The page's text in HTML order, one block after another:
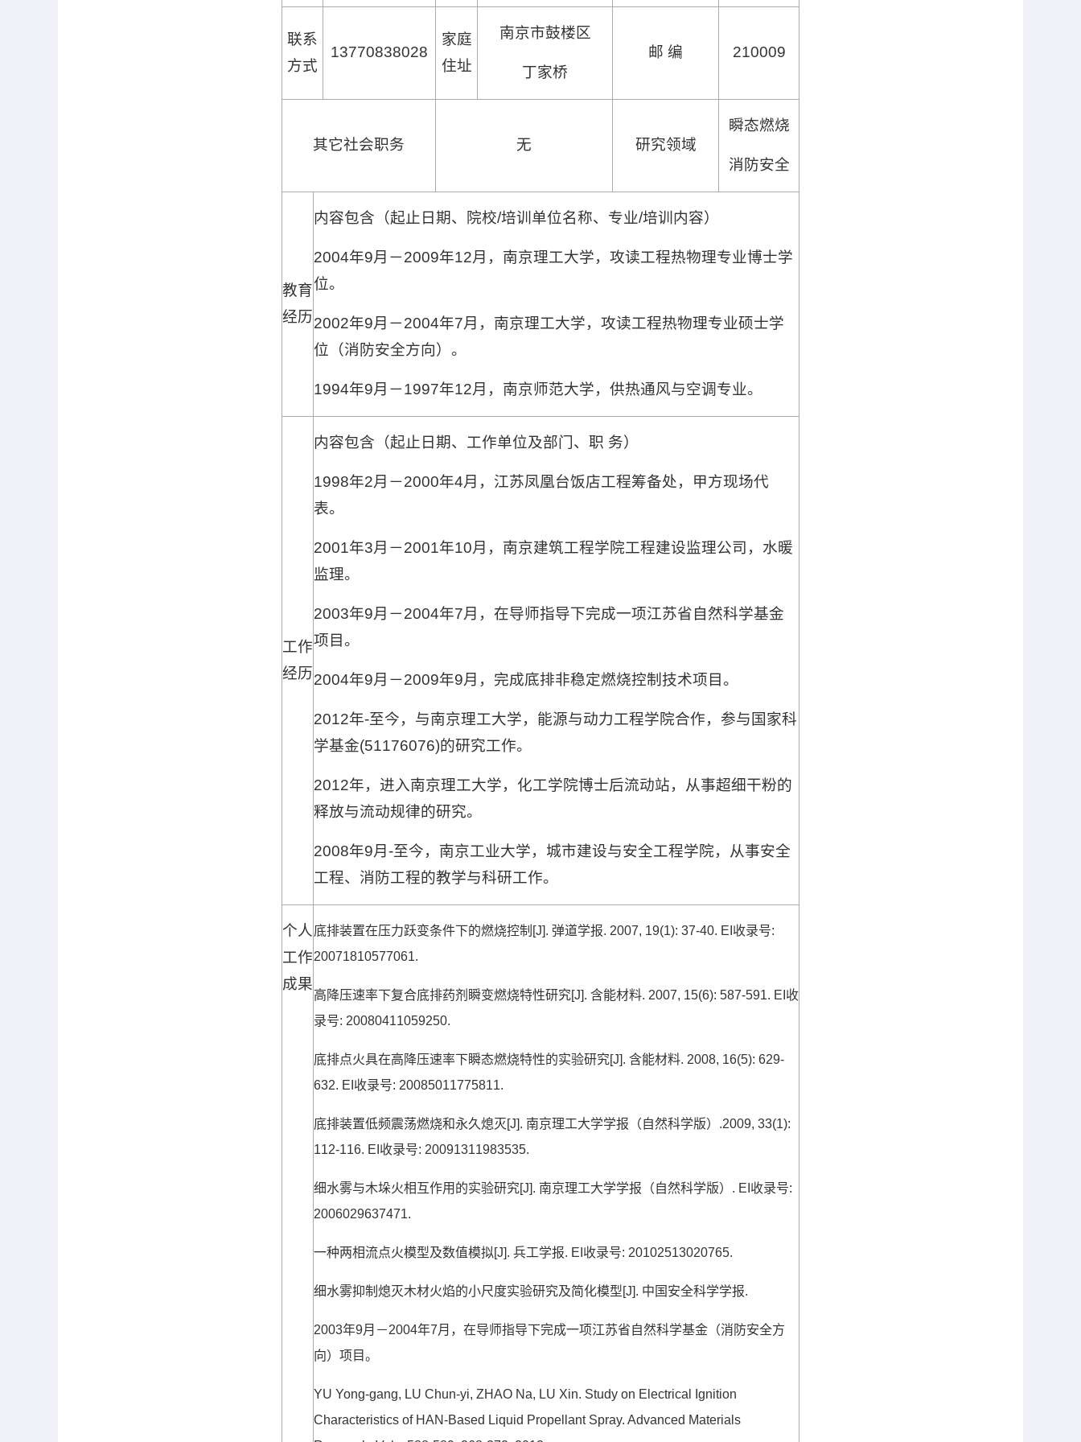
联系
方式
13770838028
家庭
住址
南京市鼓楼区
丁家桥
邮 编 210009
其它社会职务 无 研究领域
瞬态燃烧
消防安全
教育
经历
内容包含（起止日期、院校/培训单位名称、专业/培训内容）
2004年9月－2009年12月，南京理工大学，攻读工程热物理专业博士学
位。
2002年9月－2004年7月，南京理工大学，攻读工程热物理专业硕士学
位（消防安全方向）。
1994年9月－1997年12月，南京师范大学，供热通风与空调专业。
工作
经历
内容包含（起止日期、工作单位及部门、职 务）
1998年2月－2000年4月，江苏凤凰台饭店工程筹备处，甲方现场代
表。
2001年3月－2001年10月，南京建筑工程学院工程建设监理公司，水暖
监理。
2003年9月－2004年7月， 在导师指导下完成一项江苏省自然科学基金
项目。
2004年9月－2009年9月，完成底排非稳定燃烧控制技术项目。
2012年-至今，与南京理工大学，能源与动力工程学院合作，参与国家科
学基金(51176076)的研究工作。
2012年，进入南京理工大学，化工学院博士后流动站，从事超细干粉的
释放与流动规律的研究。
2008年9月 -至今，南京工业大学，城市建设与安全工程学院，从事安全
工程、消防工程的教学与科研工作。
个人
工作
成果
底排装置在压力跃变条件下的燃烧控制 [J]. 弹道学报. 2007, 19(1): 37-40. EI 收录号:
20071810577061.
高降压速率下复合底排药剂瞬变燃烧特性研究[J]. 含能材料. 2007, 15(6): 587-591. EI 收
录号: 20080411059250.
底排点火具在高降压速率下瞬态燃烧特性的实验研究[J]. 含能材料. 2008, 16(5): 629-
632. EI 收录号: 20085011775811.
底排装置低频震荡燃烧和永久熄灭[J]. 南京理工大学学报（自然科学版） .2009, 33(1):
112-116. EI 收录号: 20091311983535.
细水雾与木垛火相互作用的实验研究[J]. 南京理工大学学报（自然科学版） . EI 收录号:
2006029637471.
一种两相流点火模型及数值模拟[J]. 兵工学报. EI 收录号: 20102513020765.
细水雾抑制熄灭木材火焰的小尺度实验研究及简化模型[J]. 中国安全科学学报.
2003年9月－2004年7月， 在导师指导下完成一项江苏省自然科学基金（消防安全方
向）项目。
YU Yong-gang, LU Chun-yi, ZHAO Na, LU Xin. Study on Electrical Ignition
Characteristics of HAN-Based Liquid Propellant Spray. Advanced Materials